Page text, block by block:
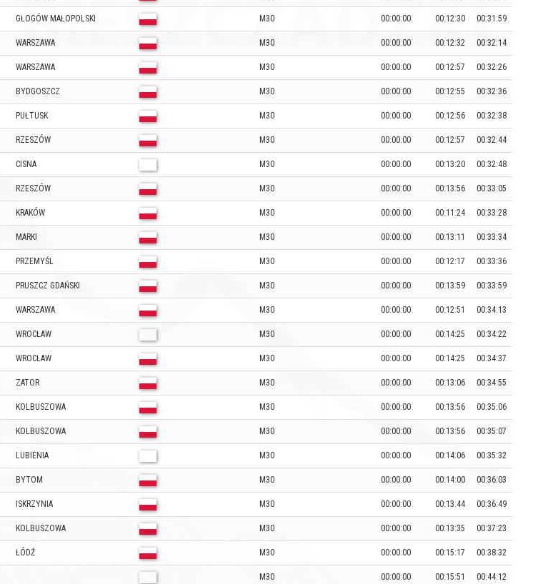
GŁOGÓW MAŁOPOLSKI M30 00:00:00 00:12:30 00:31:59
WARSZAWA M30 00:00:00 00:12:32 00:32:14
WARSZAWA M30 00:00:00 00:12:57 00:32:26
BYDGOSZCZ M30 00:00:00 00:12:55 00:32:36
PUŁTUSK M30 00:00:00 00:12:56 00:32:38
RZESZÓW M30 00:00:00 00:12:57 00:32:44
CISNA M30 00:00:00 00:13:20 00:32:48
RZESZÓW M30 00:00:00 00:13:56 00:33:05
KRAKÓW M30 00:00:00 00:11:24 00:33:28
MARKI M30 00:00:00 00:13:11 00:33:34
PRZEMYŚL M30 00:00:00 00:12:17 00:33:36
PRUSZCZ GDAŃSKI M30 00:00:00 00:13:59 00:33:59
WARSZAWA M30 00:00:00 00:12:51 00:34:13
WROCŁAW M30 00:00:00 00:14:25 00:34:22
WROCŁAW M30 00:00:00 00:14:25 00:34:37
ZATOR M30 00:00:00 00:13:06 00:34:55
KOLBUSZOWA M30 00:00:00 00:13:56 00:35:06
KOLBUSZOWA M30 00:00:00 00:13:56 00:35:07
LUBIENIA M30 00:00:00 00:14:06 00:35:32
BYTOM M30 00:00:00 00:14:00 00:36:03
ISKRZYNIA M30 00:00:00 00:13:44 00:36:49
KOLBUSZOWA M30 00:00:00 00:13:35 00:37:23
ŁÓDŹ M30 00:00:00 00:15:17 00:38:32
M30 00:00:00 00:15:51 00:44:12